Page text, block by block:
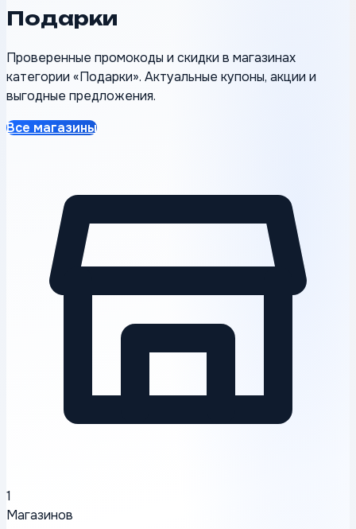
Подарки
Проверенные промокоды и скидки в магазинах
категории «Подарки». Актуальные купоны, акции и
выгодные предложения.
Все магазины
1
Магазинов